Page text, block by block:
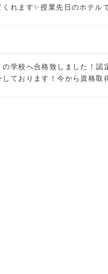
れます✨授業先日のホテル
学校へ合格致しました！認
ております！今から資格取